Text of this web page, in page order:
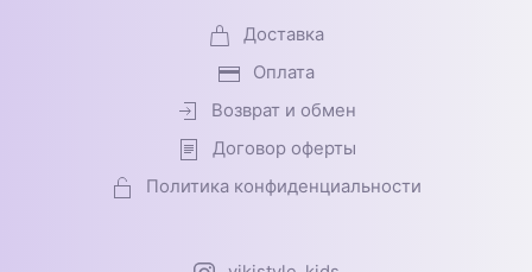
Доставка
Оплата
Возврат и обмен
Договор оферты
Политика конфиденциальности